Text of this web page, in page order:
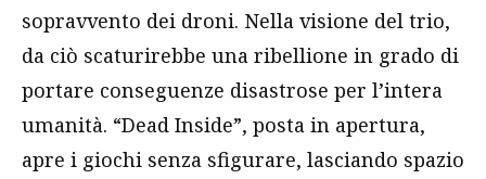
sopravvento dei droni. Nella visione del trio,
da ciò scaturirebbe una ribellione in grado di
portare conseguenze disastrose per l’intera
umanità. “Dead Inside”, posta in apertura,
apre i giochi senza sfigurare, lasciando spazio